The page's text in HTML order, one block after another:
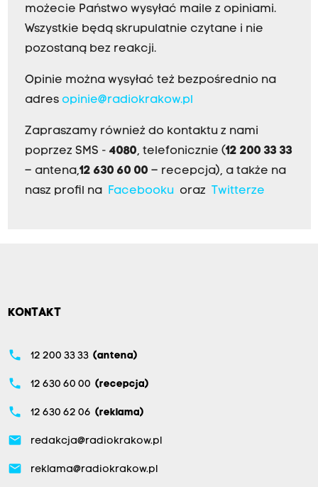
możecie Państwo wysyłać maile z opiniami.
Wszystkie będą skrupulatnie czytane i nie
pozostaną bez reakcji.
Opinie można wysyłać też bezpośrednio na
adres opinie@radiokrakow.pl
Zapraszamy również do kontaktu z nami
poprzez SMS - 4080, telefonicznie (12 200 33 33
– antena,12 630 60 00 – recepcja), a także na
nasz profil na Facebookuoraz Twitterze
KONTAKT
phone 12 200 33 33 (antena)
phone 12 630 60 00 (recepcja)
phone 12 630 62 06 (reklama)
email redakcja@radiokrakow.pl
email reklama@radiokrakow.pl